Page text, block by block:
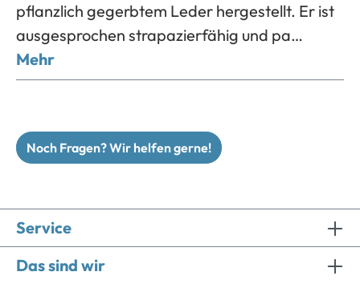
pflanzlich gegerbtem Leder hergestellt. Er ist
ausgesprochen strapazierfähig und pa…
Mehr
Noch Fragen? Wir helfen gerne!
Service
Das sind wir